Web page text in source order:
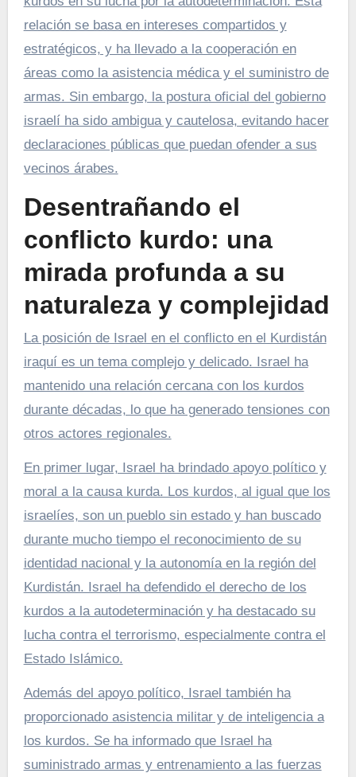
relación se basa en intereses compartidos y
estratégicos, y ha llevado a la cooperación en
áreas como la asistencia médica y el suministro de
armas. Sin embargo, la postura oficial del gobierno
israelí ha sido ambigua y cautelosa, evitando hacer
declaraciones públicas que puedan ofender a sus
vecinos árabes.
Desentrañando el
conflicto kurdo: una
mirada profunda a su
naturaleza y complejidad
La posición de Israel en el conflicto en el Kurdistán
iraquí es un tema complejo y delicado. Israel ha
mantenido una relación cercana con los kurdos
durante décadas, lo que ha generado tensiones con
otros actores regionales.
En primer lugar, Israel ha brindado apoyo político y
moral a la causa kurda. Los kurdos, al igual que los
israelíes, son un pueblo sin estado y han buscado
durante mucho tiempo el reconocimiento de su
identidad nacional y la autonomía en la región del
Kurdistán. Israel ha defendido el derecho de los
kurdos a la autodeterminación y ha destacado su
lucha contra el terrorismo, especialmente contra el
Estado Islámico.
Además del apoyo político, Israel también ha
proporcionado asistencia militar y de inteligencia a
los kurdos. Se ha informado que Israel ha
suministrado armas y entrenamiento a las fuerzas